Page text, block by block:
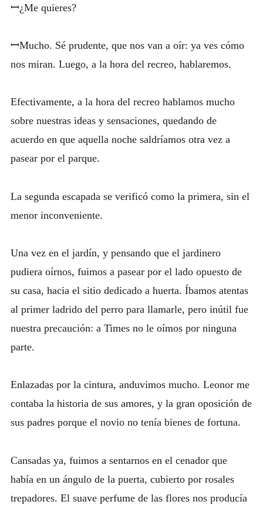
ꟷ¿Me quieres?
ꟷMucho. Sé prudente, que nos van a oír: ya ves cómo
nos miran. Luego, a la hora del recreo, hablaremos.
Efectivamente, a la hora del recreo hablamos mucho
sobre nuestras ideas y sensaciones, quedando de
acuerdo en que aquella noche saldríamos otra vez a
pasear por el parque.
La segunda escapada se verificó como la primera, sin el
menor inconveniente.
Una vez en el jardín, y pensando que el jardinero
pudiera oírnos, fuimos a pasear por el lado opuesto de
su casa, hacia el sitio dedicado a huerta. Íbamos atentas
al primer ladrido del perro para llamarle, pero inútil fue
nuestra precaución: a Times no le oímos por ninguna
parte.
Enlazadas por la cintura, anduvimos mucho. Leonor me
contaba la historia de sus amores, y la gran oposición de
sus padres porque el novio no tenía bienes de fortuna.
Cansadas ya, fuimos a sentarnos en el cenador que
había en un ángulo de la puerta, cubierto por rosales
trepadores. El suave perfume de las flores nos producía